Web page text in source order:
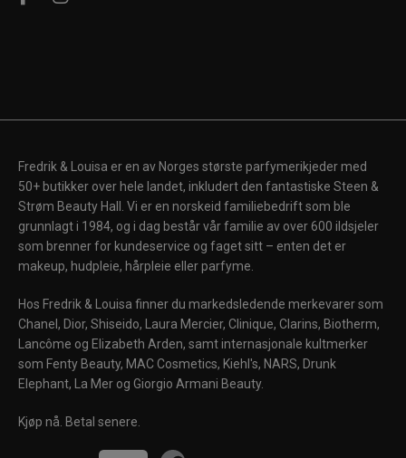
Fredrik & Louisa er en av Norges største parfymerikjeder med
50+ butikker over hele landet, inkludert den fantastiske Steen &
Strøm Beauty Hall. Vi er en norskeid familiebedrift som ble
grunnlagt i 1984, og i dag består vår familie av over 600 ildsjeler
som brenner for kundeservice og faget sitt – enten det er
makeup, hudpleie, hårpleie eller parfyme.
Hos Fredrik & Louisa finner du markedsledende merkevarer som
Chanel, Dior, Shiseido, Laura Mercier, Clinique, Clarins, Biotherm,
Lancôme og Elizabeth Arden, samt internasjonale kultmerker
som Fenty Beauty, MAC Cosmetics, Kiehl's, NARS, Drunk
Elephant, La Mer og Giorgio Armani Beauty.
Kjøp nå. Betal senere.